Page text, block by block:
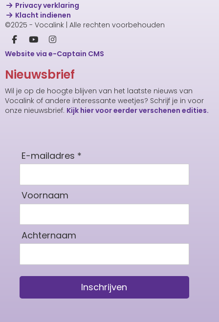
Privacy verklaring
Klacht indienen
©2025 - Vocalink | Alle rechten voorbehouden
Website via e-Captain CMS
Nieuwsbrief
Wil je op de hoogte blijven van het laatste nieuws van
Vocalink of andere interessante weetjes? Schrijf je in voor
onze nieuwsbrief. Kijk hier voor eerder verschenen edities.
E-mailadres *
Voornaam
Achternaam
Inschrijven